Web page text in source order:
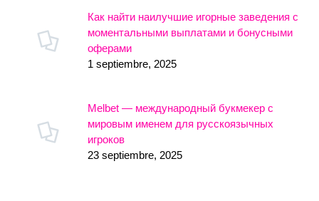
Как найти наилучшие игорные заведения с
моментальными выплатами и бонусными
оферами
1 septiembre, 2025
Melbet — международный букмекер с
мировым именем для русскоязычных
игроков
23 septiembre, 2025